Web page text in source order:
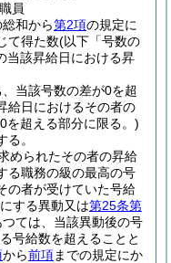
員
和から第2項の規定に
て得た数(以下「号数の
当該昇給日における昇
当該号数の差が0を超
給日におけるその者の
を超える部分に限る。)
。
められたその者の昇給
る職務の級の最高の号
の者が受けていた号給
する異動又は第25条第
ては、当該異動後の号
号給数を超えることと
から前項までの規定にか